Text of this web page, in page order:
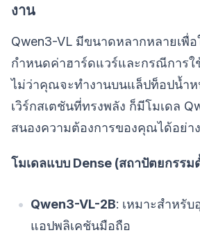
งาน
Qwen3-VL มีขนาดหลากหลายเพื่อ
กำหนดค่าฮาร์ดแวร์และกรณีการ
ไม่ว่าคุณจะทำงานบนแล็ปท็อปน้ำห
เวิร์กสเตชันที่ทรงพลัง ก็มีโมเดล
สนองความต้องการของคุณได้อย่
โมเดลแบบ Dense (สถาปัตยกรรม
Qwen3-VL-2B: เหมาะสำหรั
แอปพลิเคชันมือถือ